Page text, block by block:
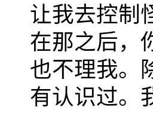
让我去控制
在那之后，
也不理我。
有认识过。